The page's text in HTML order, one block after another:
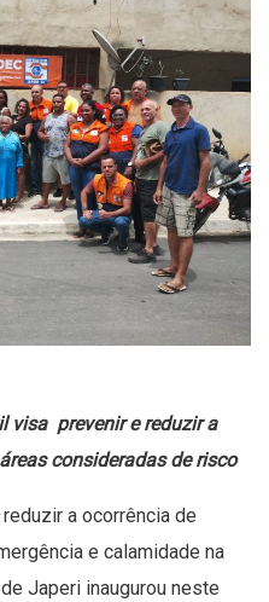
visa prevenir e reduzir a
consideradas de risco
a ocorrência de
e calamidade na
Japeri inaugurou neste